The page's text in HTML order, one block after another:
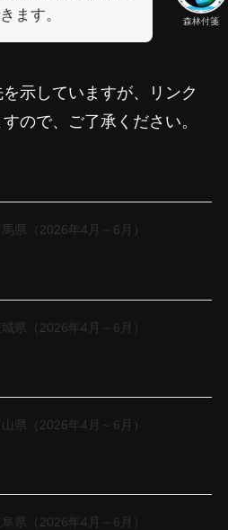
森林付箋
ます。
示していますが、リンク
ので、ご了承ください。
県（2026年4月～6月）
県（2026年4月～6月）
県（2026年4月～6月）
県（2026年4月～6月）